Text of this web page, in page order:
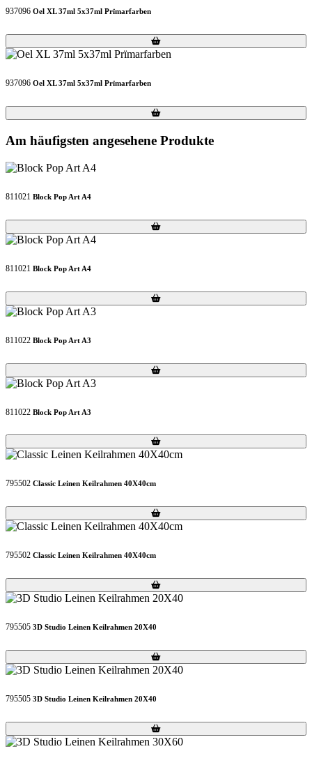
937096 Oel XL 37ml 5x37ml Prïmarfarben
Loading...
Loading...
937096 Oel XL 37ml 5x37ml Prïmarfarben
Loading...
Loading...
Am häufigsten angesehene Produkte
811021 Block Pop Art A4
Loading...
Loading...
811021 Block Pop Art A4
Loading...
Loading...
811022 Block Pop Art A3
Loading...
Loading...
811022 Block Pop Art A3
Loading...
Loading...
795502 Classic Leinen Keilrahmen 40X40cm
Loading...
Loading...
795502 Classic Leinen Keilrahmen 40X40cm
Loading...
Loading...
795505 3D Studio Leinen Keilrahmen 20X40
Loading...
Loading...
795505 3D Studio Leinen Keilrahmen 20X40
Loading...
Loading...